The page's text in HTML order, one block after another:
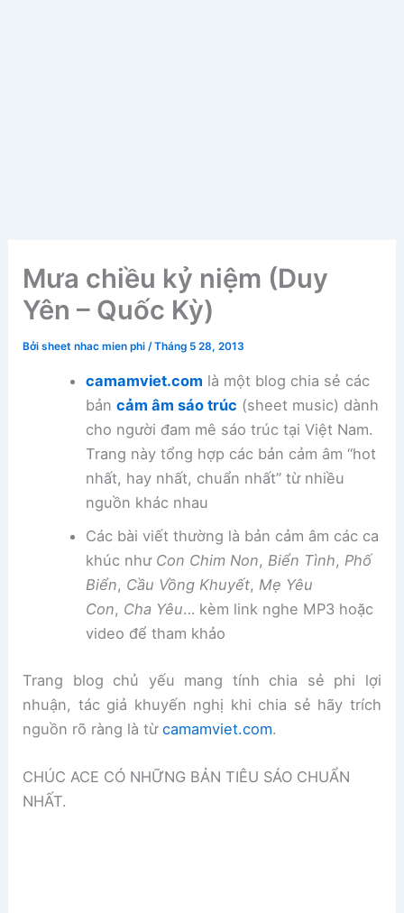
Mưa chiều kỷ niệm (Duy
Yên – Quốc Kỳ)
Bởisheet nhac mien phi/Tháng 5 28, 2013
camamviet.com là một blog chia sẻ các
bản cảm âm sáo trúc (sheet music) dành
cho người đam mê sáo trúc tại Việt Nam.
Trang này tổng hợp các bản cảm âm “hot
nhất, hay nhất, chuẩn nhất” từ nhiều
nguồn khác nhau
Các bài viết thường là bản cảm âm các ca
khúc như Con Chim Non, Biển Tình, Phố
Biển, Cầu Vồng Khuyết, Mẹ Yêu
Con, Cha Yêu… kèm link nghe MP3 hoặc
video để tham khảo
Trang blog chủ yếu mang tính chia sẻ phi lợi
nhuận, tác giả khuyến nghị khi chia sẻ hãy trích
nguồn rõ ràng là từcamamviet.com.
CHÚC ACE CÓ NHỮNG BẢN TIÊU SÁO CHUẨN
NHẤT.